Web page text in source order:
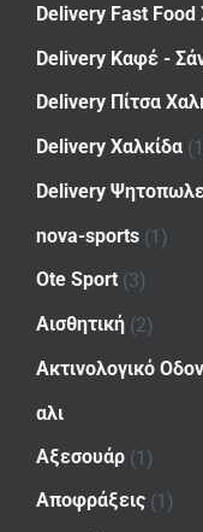
Delivery Fast Food
Delivery Καφέ -
Delivery Πίτσα
Delivery Χαλκίδα
Delivery
nova-sports (1)
Ote Sport (3)
Αισθητική (2)
Ακτινολογικό
αλι
Αξεσουάρ (1)
Αποφράξεις (1)